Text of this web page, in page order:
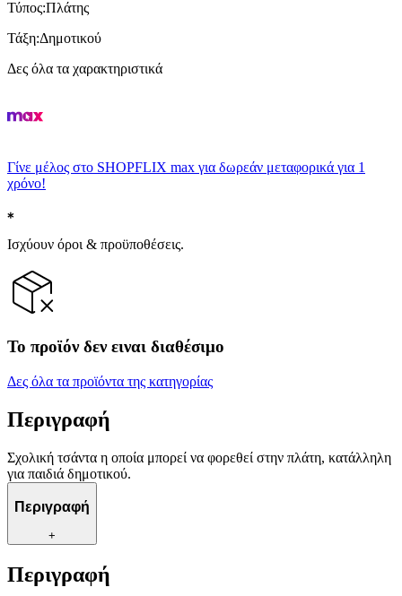
Τύπος:Πλάτης
Τάξη:Δημοτικού
Δες όλα τα χαρακτηριστικά
Γίνε μέλος στο SHOPFLIX max για δωρεάν μεταφορικά για 1
χρόνο!
Ισχύουν όροι & προϋποθέσεις.
Το προϊόν δεν ειναι διαθέσιμο
Δες όλα τα προϊόντα της κατηγορίας
Περιγραφή
Σχολική τσάντα η οποία μπορεί να φορεθεί στην πλάτη, κατάλληλη
για παιδιά δημοτικού.
Περιγραφή
+
Περιγραφή